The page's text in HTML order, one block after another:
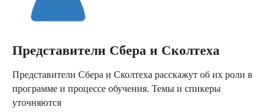
Представители Сбера и Сколтеха
Представители Сбера и Сколтеха расскажут об их роли в
программе и процессе обучения. Темы и спикеры
уточняются
Студенты и выпускники
рассказывают о РЭШ